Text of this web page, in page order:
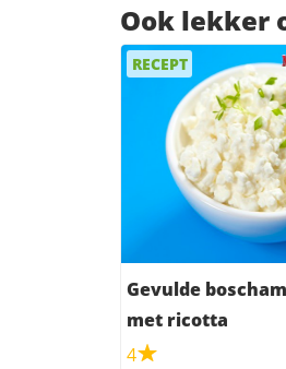
Ook lekker
RECEPT
Gevulde
met ricotta
4